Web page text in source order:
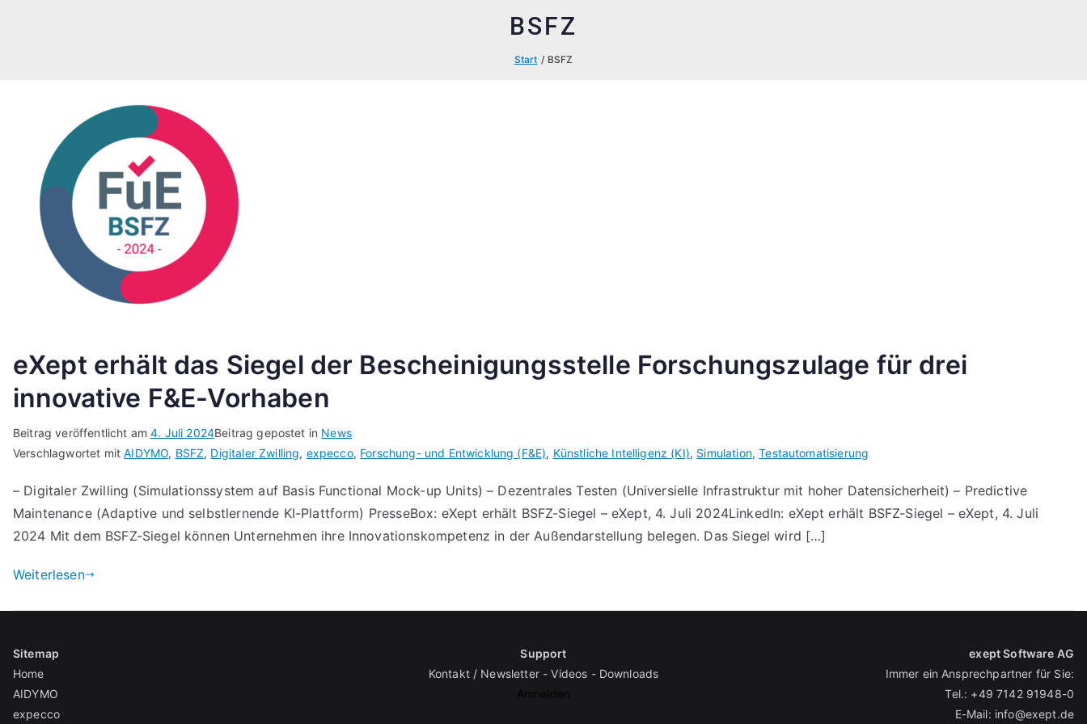
BSFZ
Start BSFZ
eXept erhält das Siegel der Bescheinigungsstelle Forschungszulage für drei
innovative F&E-Vorhaben
Beitrag veröffentlicht am4. Juli 2024Beitrag gepostet in News
Verschlagwortet mitAIDYMO, BSFZ, Digitaler Zwilling, expecco, Forschung- und Entwicklung (F&E), Künstliche Intelligenz (KI), Simulation,Testautomatisierung
– Digitaler Zwilling (Simulationssystem auf Basis Functional Mock-up Units) – Dezentrales Testen (Universielle Infrastruktur mit hoher Datensicherheit) – Predictive
Maintenance (Adaptive und selbstlernende KI-Plattform) PresseBox: eXept erhält BSFZ-Siegel – eXept, 4. Juli 2024LinkedIn: eXept erhält BSFZ-Siegel – eXept, 4. Juli
2024 Mit dem BSFZ-Siegel können Unternehmen ihre Innovationskompetenz in der Außendarstellung belegen. Das Siegel wird […]
Weiterlesen
Sitemap
Home
AIDYMO
expecco
Support
Kontakt / Newsletter-Videos - Downloads
Anmelden
exept Software AG
Immer ein Ansprechpartner für Sie:
Tel.: +49 7142 91948-0
E-Mail: info@exept.de